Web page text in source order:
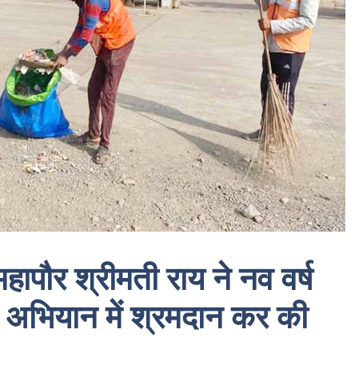
श्रीमती राय ने नव वर्ष
में श्रमदान कर की